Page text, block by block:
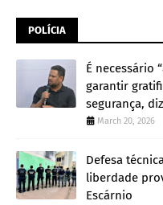
POLÍCIA
É necessário
garantir
segurança,
March 20, 2026
Defesa
liberdade
Escárnio